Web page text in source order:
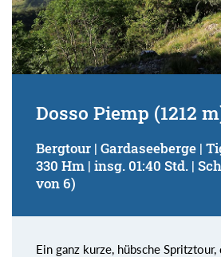
Dosso Piemp (1212
Bergtour | Gardaseeberge |
330 Hm | insg. 01:40 Std. |
von 6)
Ein ganz kurze, hübsche Spritztour,